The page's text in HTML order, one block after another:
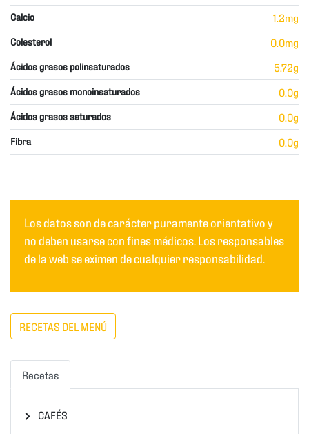
RECETAS DEL MENÚ
Recetas
CAFÉS
Calcio 1.2mg
Colesterol 0.0mg
Ácidos grasos polinsaturados 5.72g
Ácidos grasos monoinsaturados 0.0g
Ácidos grasos saturados 0.0g
Fibra 0.0g
Los datos son de carácter puramente orientativo y
no deben usarse con fines médicos. Los responsables
de la web se eximen de cualquier responsabilidad.